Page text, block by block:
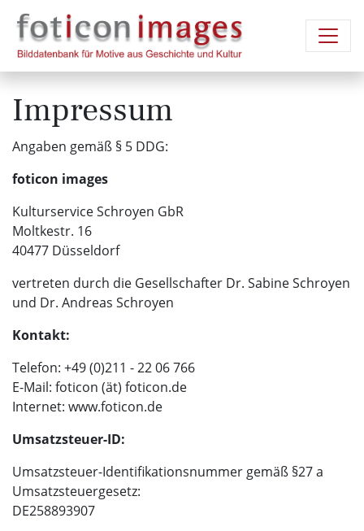
Impressum
Angaben gemäß § 5 DDG:
foticon images
Kulturservice Schroyen GbR
Moltkestr. 16
40477 Düsseldorf
vertreten durch die Gesellschafter Dr. Sabine Schroyen
und Dr. Andreas Schroyen
Kontakt:
Telefon: +49 (0)211 - 22 06 766
E-Mail: foticon (ät) foticon.de
Internet: www.foticon.de
Umsatzsteuer-ID:
Umsatzsteuer-Identifikationsnummer gemäß §27 a
Umsatzsteuergesetz:
DE258893907